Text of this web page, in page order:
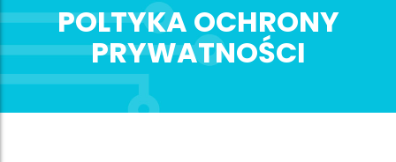
POLTYKA OCHRONY
PRYWATNOŚCI